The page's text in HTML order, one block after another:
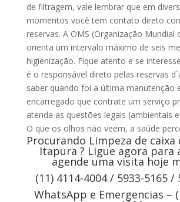
de filtragem, vale lembrar que em
momentos você tem contato direto
reservas. A OMS (Organização Mundial
orienta um intervalo máximo de seis
higienização. Fique atento e se
é o responsável direto pelas reservas
saber quando foi a última manutenção
encarregado que contrate um serviço
atenda as questões legais (ambientais
O que os olhos não veem, a saúde
Procurando Limpeza de caixa
Itapura ? Ligue agora para
agende uma visita hoje
(11) 4114-4004 / 5933-5165 /
WhatsApp e Emergencias –